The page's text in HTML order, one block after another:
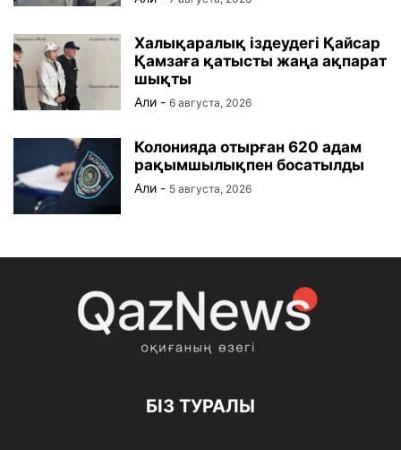
Халықаралық іздеудегі Қайсар
Қамзаға қатысты жаңа ақпарат
шықты
Али - 6 августа, 2026
Колонияда отырған 620 адам
рақымшылықпен босатылды
Али - 5 августа, 2026
БІЗ ТУРАЛЫ